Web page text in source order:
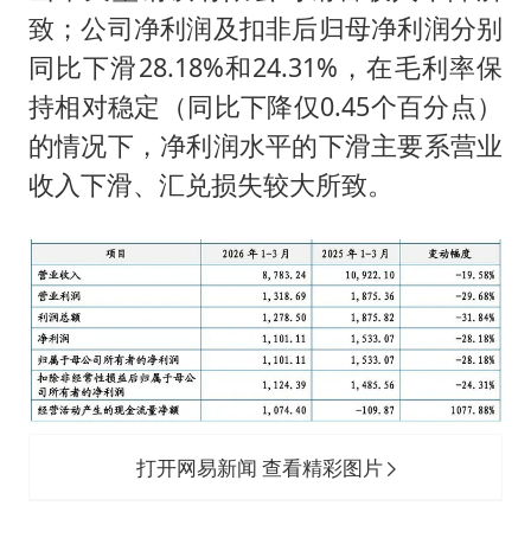
致；公司净利润及扣非后归母净利润分别
同比下滑28.18%和24.31%，在毛利率保
持相对稳定（同比下降仅0.45个百分点）
的情况下，净利润水平的下滑主要系营业
收入下滑、汇兑损失较大所致。
打开网易新闻 查看精彩图片